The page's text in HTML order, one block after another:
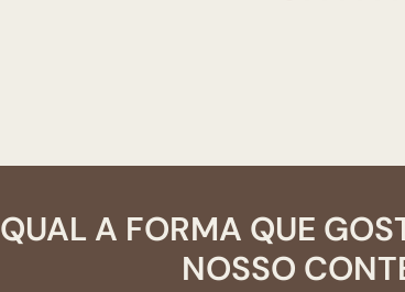
QUAL A FORMA QUE
NOSSO